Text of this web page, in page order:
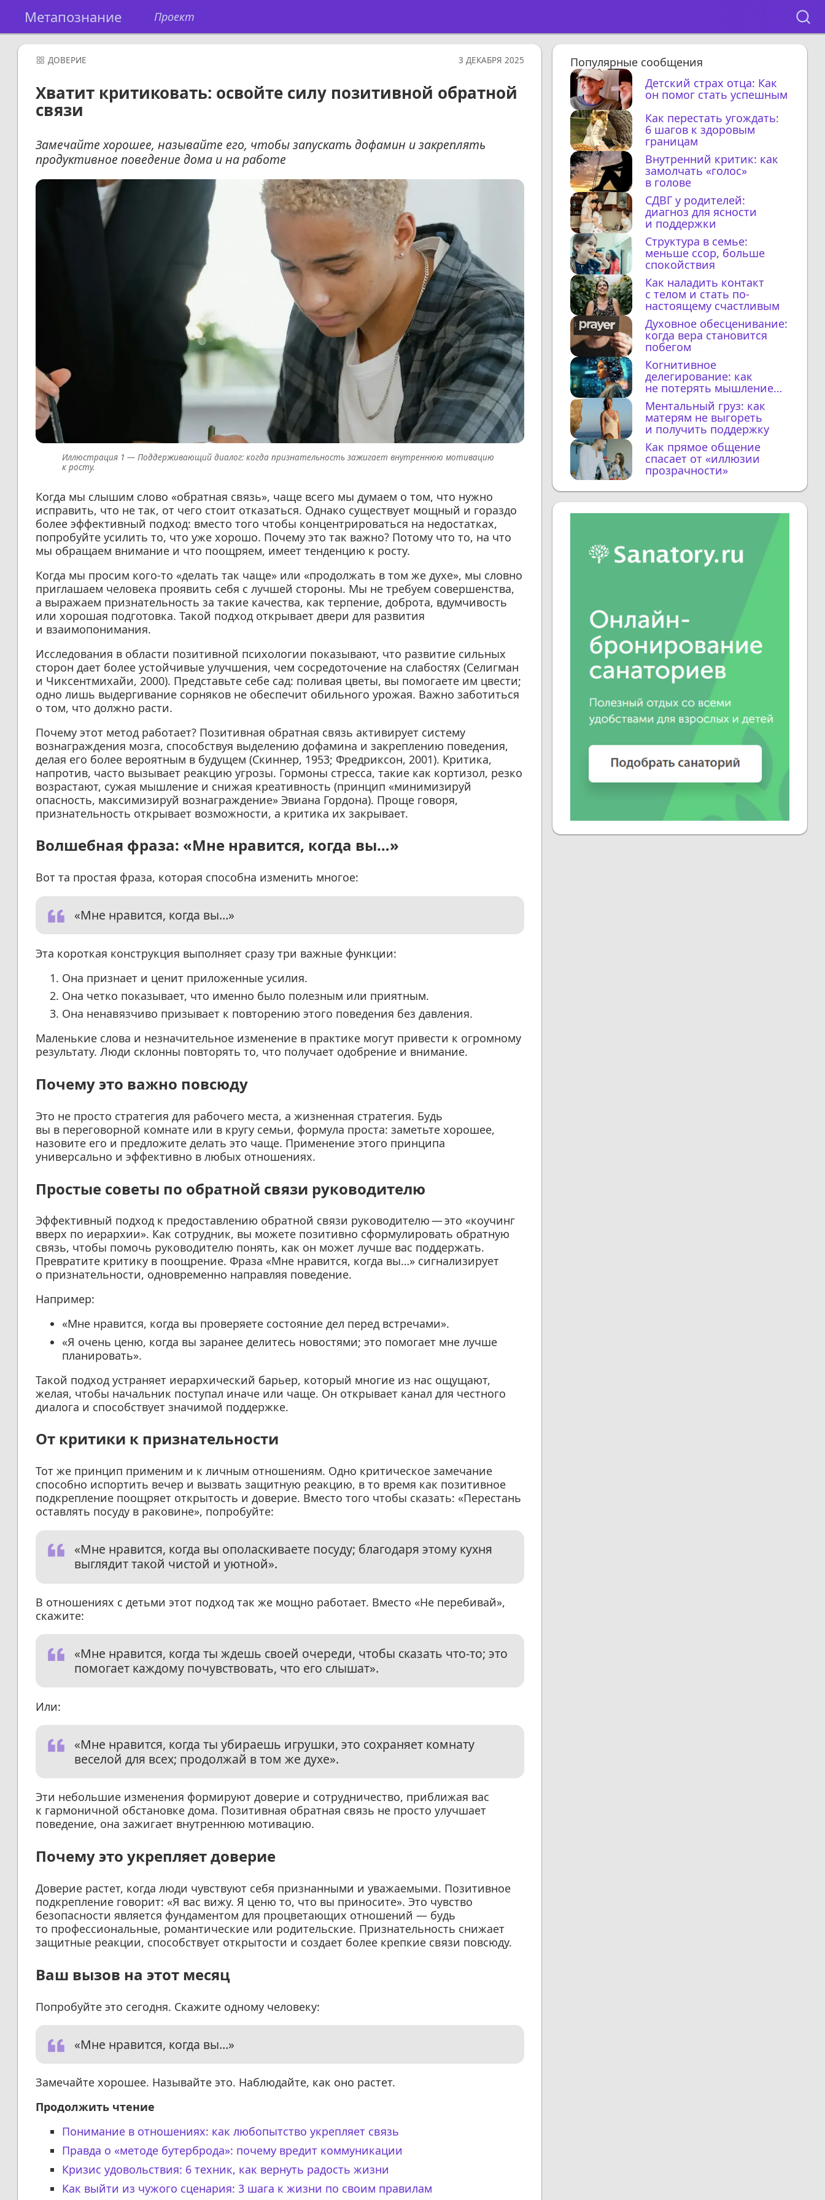
Метапознание Проект
ДОВЕРИЕ 3 ДЕКАБРЯ 2025
Хватит критиковать: освойте силу позитивной обратной
связи
Замечайте хорошее, называйте его, чтобы запускать дофамин и закреплять
продуктивное поведение дома и на работе
Поддерживающий диалог: когда признательность зажигает внутреннюю мотивацию
к росту.
Когда мы слышим слово «обратная связь», чаще всего мы думаем о том, что нужно
исправить, что не так, от чего стоит отказаться. Однако существует мощный и гораздо
более эффективный подход: вместо того чтобы концентрироваться на недостатках,
попробуйте усилить то, что уже хорошо. Почему это так важно? Потому что то, на что
мы обращаем внимание и что поощряем, имеет тенденцию к росту.
Когда мы просим кого-то «делать так чаще» или «продолжать в том же духе», мы словно
приглашаем человека проявить себя с лучшей стороны. Мы не требуем совершенства,
а выражаем признательность за такие качества, как терпение, доброта, вдумчивость
или хорошая подготовка. Такой подход открывает двери для развития
и взаимопонимания.
Исследования в области позитивной психологии показывают, что развитие сильных
сторон дает более устойчивые улучшения, чем сосредоточение на слабостях (Селигман
и Чиксентмихайи, 2000). Представьте себе сад: поливая цветы, вы помогаете им цвести;
одно лишь выдергивание сорняков не обеспечит обильного урожая. Важно заботиться
о том, что должно расти.
Почему этот метод работает? Позитивная обратная связь активирует систему
вознаграждения мозга, способствуя выделению дофамина и закреплению поведения,
делая его более вероятным в будущем (Скиннер, 1953; Фредриксон, 2001). Критика,
напротив, часто вызывает реакцию угрозы. Гормоны стресса, такие как кортизол, резко
возрастают, сужая мышление и снижая креативность (принцип «минимизируй
опасность, максимизируй вознаграждение» Эвиана Гордона). Проще говоря,
признательность открывает возможности, а критика их закрывает.
Волшебная фраза: «Мне нравится, когда вы…»
Вот та простая фраза, которая способна изменить многое:
«Мне нравится, когда вы…»
Эта короткая конструкция выполняет сразу три важные функции:
Она признает и ценит приложенные усилия.
Она четко показывает, что именно было полезным или приятным.
Она ненавязчиво призывает к повторению этого поведения без давления.
Маленькие слова и незначительное изменение в практике могут привести к огромному
результату. Люди склонны повторять то, что получает одобрение и внимание.
Почему это важно повсюду
Это не просто стратегия для рабочего места, а жизненная стратегия. Будь
вы в переговорной комнате или в кругу семьи, формула проста: заметьте хорошее,
назовите его и предложите делать это чаще. Применение этого принципа
универсально и эффективно в любых отношениях.
Простые советы по обратной связи руководителю
Эффективный подход к предоставлению обратной связи руководителю — это «коучинг
вверх по иерархии». Как сотрудник, вы можете позитивно сформулировать обратную
связь, чтобы помочь руководителю понять, как он может лучше вас поддержать.
Превратите критику в поощрение. Фраза «Мне нравится, когда вы…» сигнализирует
о признательности, одновременно направляя поведение.
Например:
«Мне нравится, когда вы проверяете состояние дел перед встречами».
«Я очень ценю, когда вы заранее делитесь новостями; это помогает мне лучше
планировать».
Такой подход устраняет иерархический барьер, который многие из нас ощущают,
желая, чтобы начальник поступал иначе или чаще. Он открывает канал для честного
диалога и способствует значимой поддержке.
От критики к признательности
Тот же принцип применим и к личным отношениям. Одно критическое замечание
способно испортить вечер и вызвать защитную реакцию, в то время как позитивное
подкрепление поощряет открытость и доверие. Вместо того чтобы сказать: «Перестань
оставлять посуду в раковине», попробуйте:
«Мне нравится, когда вы ополаскиваете посуду; благодаря этому кухня
выглядит такой чистой и уютной».
В отношениях с детьми этот подход так же мощно работает. Вместо «Не перебивай»,
скажите:
«Мне нравится, когда ты ждешь своей очереди, чтобы сказать что-то; это
помогает каждому почувствовать, что его слышат».
Или:
«Мне нравится, когда ты убираешь игрушки, это сохраняет комнату
веселой для всех; продолжай в том же духе».
Эти небольшие изменения формируют доверие и сотрудничество, приближая вас
к гармоничной обстановке дома. Позитивная обратная связь не просто улучшает
поведение, она зажигает внутреннюю мотивацию.
Почему это укрепляет доверие
Доверие растет, когда люди чувствуют себя признанными и уважаемыми. Позитивное
подкрепление говорит: «Я вас вижу. Я ценю то, что вы приносите». Это чувство
безопасности является фундаментом для процветающих отношений — будь
то профессиональные, романтические или родительские. Признательность снижает
защитные реакции, способствует открытости и создает более крепкие связи повсюду.
Ваш вызов на этот месяц
Попробуйте это сегодня. Скажите одному человеку:
«Мне нравится, когда вы…»
Замечайте хорошее. Называйте это. Наблюдайте, как оно растет.
Продолжить чтение
Понимание в отношениях: как любопытство укрепляет связь
Правда о «методе бутерброда»: почему вредит коммуникации
Кризис удовольствия: 6 техник, как вернуть радость жизни
Как выйти из чужого сценария: 3 шага к жизни по своим правилам
Популярные сообщения
Детский страх отца: Как
он помог стать успешным
Как перестать угождать:
6 шагов к здоровым
границам
Внутренний критик: как
замолчать «голос»
в голове
СДВГ у родителей:
диагноз для ясности
и поддержки
Структура в семье:
меньше ссор, больше
спокойствия
Как наладить контакт
с телом и стать по-
настоящему счастливым
Духовное обесценивание:
когда вера становится
побегом
Когнитивное
делегирование: как
не потерять мышление
с ИИ
Ментальный груз: как
матерям не выгореть
и получить поддержку
Как прямое общение
спасает от «иллюзии
прозрачности»